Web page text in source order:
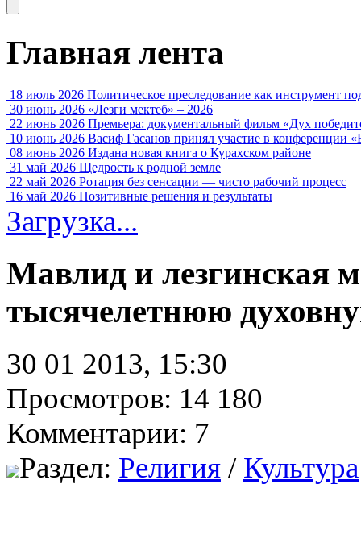
Главная лента
18 июль 2026 Политическое преследование как инструмент
30 июнь 2026 «Лезги мектеб» – 2026
22 июнь 2026 Премьера: документальный фильм «Дух
10 июнь 2026 Васиф Гасанов принял участие в конференции
08 июнь 2026 Издана новая книга о Курахском районе
31 май 2026 Щедрость к родной земле
22 май 2026 Ротация без сенсации — чисто рабочий процесс
16 май 2026 Позитивные решения и результаты
Загрузка...
Мавлид и лезгинская
тысячелетнюю
30 01 2013, 15:30
Просмотров: 14 180
Комментарии: 7
Раздел: Религия / Культура